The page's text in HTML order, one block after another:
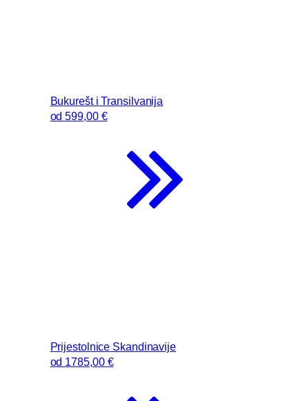
Bukurešt i Transilvanija
od599,00 €
Prijestolnice Skandinavije
od 1785,00 €